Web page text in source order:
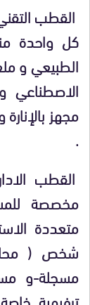
مجهز
.
القطب
مخصصة
شخص (
مسجلة-و